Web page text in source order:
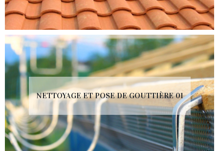
NETTOYAGE ET POSE DE GOUTTIÈRE 01